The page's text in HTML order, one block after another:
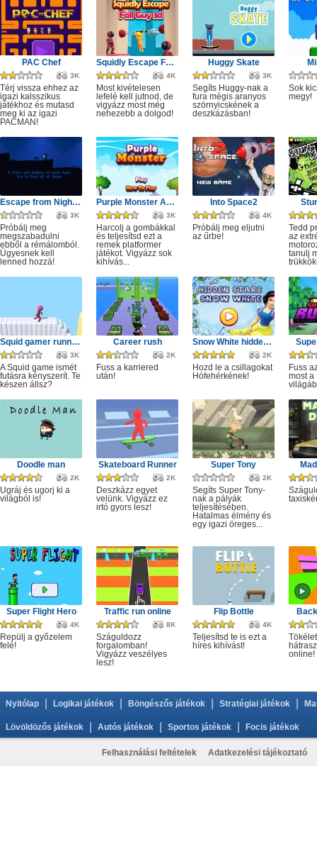
PAC Chef
3K
Térj vissza ehhez az
igazi kalsszikus
játékhoz és mutasd
meg ki az igazi
PACMAN!
Squidly Escape Fall Guy 3D
4K
Most kivételesen
lefelé kell jutnod, de
vigyázz most még
nehezebb a dolgod!
Huggy Skate
3K
Segíts Huggy-nak a
fura mégis aranyos
szörnyicskének a
deszkázásban!
Sok
megy!
Escape from Nightmare
3K
Próbálj meg
megszabadulni
ebből a rémálomból.
Ügyesnek kell
lenned hozzá!
Purple Monster Adventure
3K
Harcolj a gombákkal
és teljesítsd ezt a
remek platformer
játékot. Vigyázz sok
kihívás...
Into Space2
4K
Próbálj meg eljutni
az űrbe!
Tedd
az
tanulj
Squid gamer runner obstacle
3K
A Squid game ismét
futásra kényszerít. Te
készen állsz?
Career rush
2K
Fuss a karriered
után!
Snow White hidden stars
2K
Hozd le a csillagokat
Hófehérkének!
Fuss
most a
Doodle man
2K
Ugráj és ugorj ki a
világból is!
Skateboard Runner
2K
Deszkázz egyet
velünk. Vigyázz ez
irtó gyors lesz!
Super Tony
2K
Segíts Super Tony-
nak a pályák
teljesítésében.
Hatalmas élmény és
egy igazi öreges...
Super Flight Hero
4K
Repülj a győzelem
felé!
Traffic run online
8K
Száguldozz
forgalomban!
Vigyázz veszélyes
lesz!
Flip Bottle
4K
Teljesítsd te is ezt a
híres kihívást!
online!
Nyitólap Logikai játékok Böngészős játékok Stratégiai játékok
Lövöldözős játékok Autós játékok Sportos játékok Focis játékok
Felhasználási feltételek Adatkezelési tájékoztató